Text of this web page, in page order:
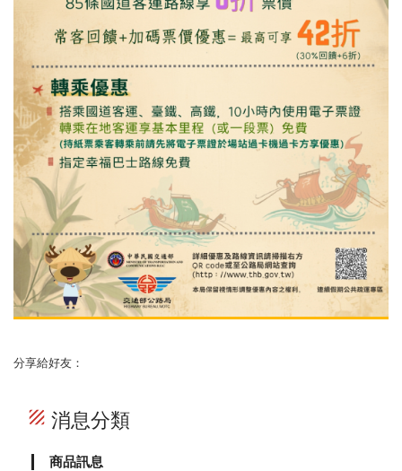
分享給好友：
texture 消息分類
商品訊息